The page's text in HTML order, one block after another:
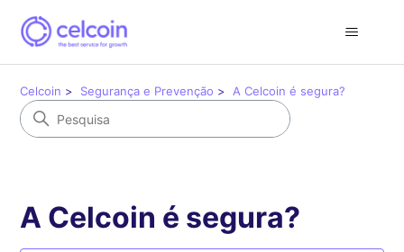
Celcoin Segurança e Prevenção A Celcoin é segura?
A Celcoin é segura?